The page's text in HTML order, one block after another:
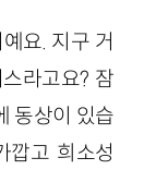
요. 지구 거
라고요? 잠
동상이 있습
깝고 희소성